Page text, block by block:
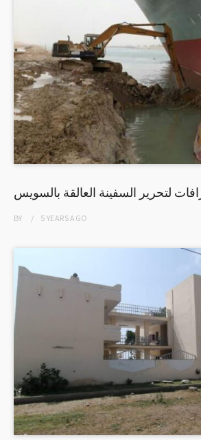
لتحرير السفينة العالقة بالسويس
BY 5 YEARSAGO